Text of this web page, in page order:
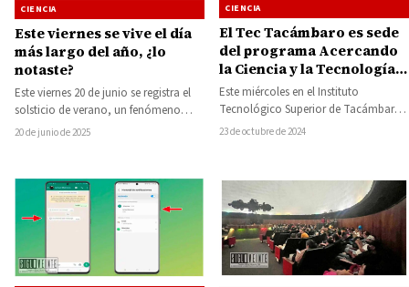
CIENCIA
Este viernes se vive el día
más largo del año, ¿lo
notaste?
Este viernes 20 de junio se registra el
solsticio de verano, un fenómeno
astronómico que marca el día…
20 de junio de 2025
CIENCIA
El Tec Tacámbaro es sede
del programa Acercando
la Ciencia y la Tecnología a
los Michoacanos
Este miércoles en el Instituto
Tecnológico Superior de Tacámbaro
en colaboración con el Instituto de
23 de octubre de 2024